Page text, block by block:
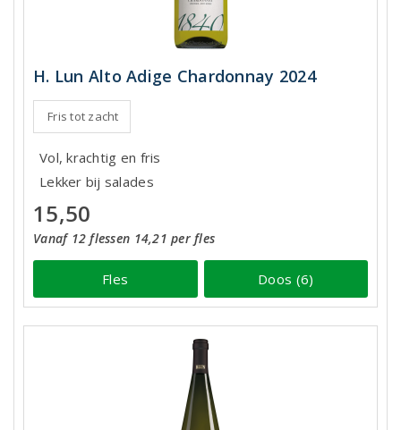
H. Lun Alto Adige Chardonnay 2024
Fris tot zacht
Vol, krachtig en fris
Lekker bij salades
15,50
Vanaf 12 flessen 14,21 per fles
Fles Doos (6)